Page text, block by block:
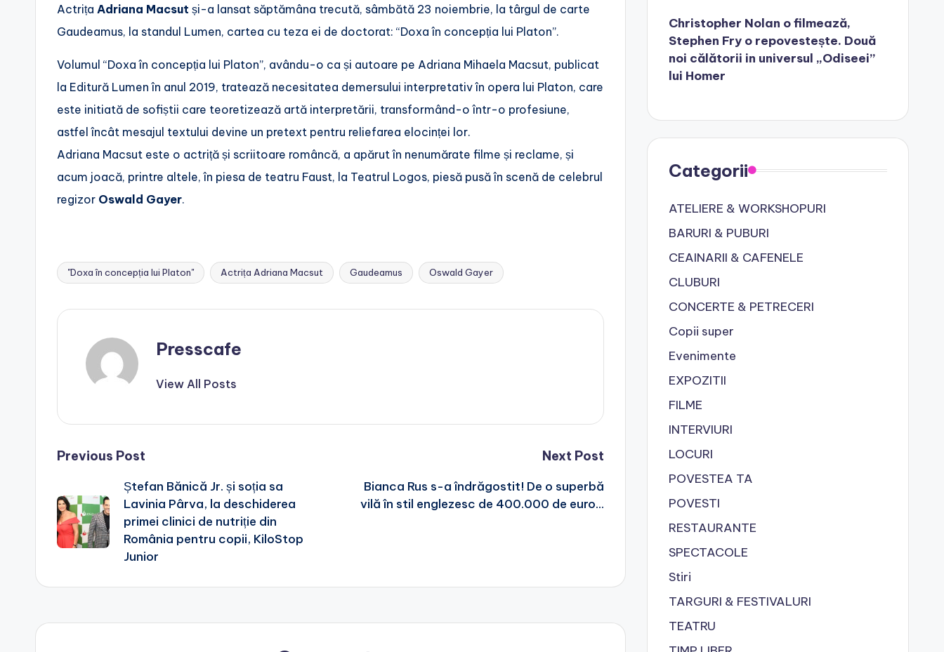
Actrița Adriana Macsut și-a lansat săptămâna trecută, sâmbătă 23 noiembrie, la târgul de carte
Gaudeamus, la standul Lumen, cartea cu teza ei de doctorat: “Doxa în concepția lui Platon”.
Volumul “Doxa în concepția lui Platon”, avându-o ca și autoare pe Adriana Mihaela Macsut, publicat
la Editură Lumen în anul 2019, tratează necesitatea demersului interpretativ în opera lui Platon, care
este initiată de sofiștii care teoretizează artă interpretării, transformând-o într-o profesiune,
astfel încât mesajul textului devine un pretext pentru reliefarea elocinței lor.
Adriana Macsut este o actriță și scriitoare româncă, a apărut în nenumărate filme și reclame, și
acum joacă, printre altele, în piesa de teatru Faust, la Teatrul Logos, piesă pusă în scenă de celebrul
regizor Oswald Gayer.
Tags:
"Doxa în concepția lui Platon" Actrița Adriana Macsut Gaudeamus Oswald Gayer
Presscafe
View All Posts
Post
navigation
Previous Post
Ștefan Bănică Jr. și soția sa
Lavinia Pârva, la deschiderea
primei clinici de nutriție din
România pentru copii, KiloStop
Junior
Next Post
Bianca Rus s-a îndrăgostit! De o superbă
vilă în stil englezesc de 400.000 de euro…
Christopher Nolan o filmează,
Stephen Fry o repovestește. Două
noi călătorii in universul „Odiseei”
lui Homer
Categorii
ATELIERE & WORKSHOPURI
BARURI & PUBURI
CEAINARII & CAFENELE
CLUBURI
CONCERTE & PETRECERI
Copii super
Evenimente
EXPOZITII
FILME
INTERVIURI
LOCURI
POVESTEA TA
POVESTI
RESTAURANTE
SPECTACOLE
Stiri
TARGURI & FESTIVALURI
TEATRU